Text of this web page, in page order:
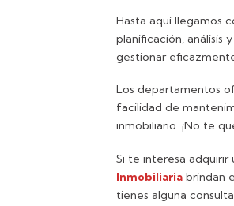
Hasta aquí llegamos
planificación, análisis
gestionar
Los departamentos
facilidad de
inmobiliario. ¡No te
Si te interesa
Inmobiliaria brindan
tienes alguna